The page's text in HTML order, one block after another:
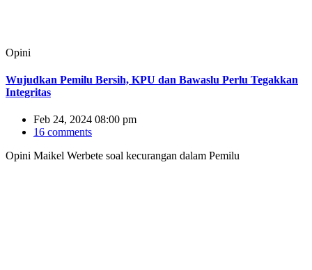
Opini
Wujudkan Pemilu Bersih, KPU dan Bawaslu Perlu Tegakkan
Integritas
Feb 24, 2024 08:00 pm
16 comments
Opini Maikel Werbete soal kecurangan dalam Pemilu